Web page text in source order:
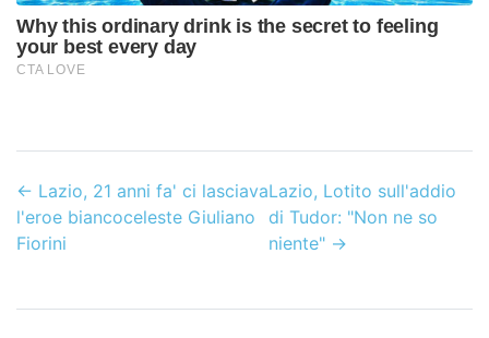
← Lazio, 21 anni fa' ci lasciava
l'eroe biancoceleste Giuliano
Fiorini
Lazio, Lotito sull'addio
di Tudor: "Non ne so
niente" →